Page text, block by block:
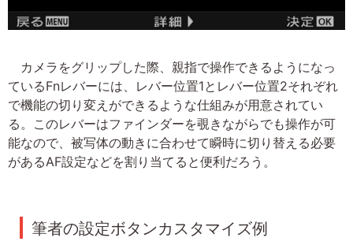
カメラをグリップした際、親指で操作できるようになっ
ているFnレバーには、レバー位置1とレバー位置2それぞれ
で機能の切り変えができるような仕組みが用意されてい
る。このレバーはファインダーを覗きながらでも操作が可
能なので、被写体の動きに合わせて瞬時に切り替える必要
があるAF設定などを割り当てると便利だろう。
筆者の設定ボタンカスタマイズ例